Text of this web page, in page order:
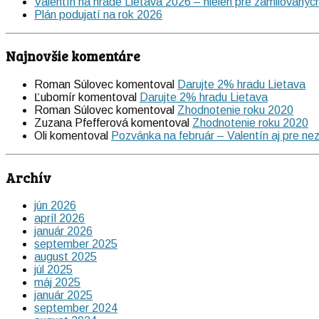
Plán podujatí na rok 2026
Najnovšie komentáre
Roman Súlovec komentoval Darujte 2% hradu Lietava
Ľubomír komentoval Darujte 2% hradu Lietava
Roman Súlovec komentoval Zhodnotenie roku 2020
Zuzana Pfefferová komentoval Zhodnotenie roku 2020
Oli komentoval Pozvánka na február – Valentín aj pre
Archív
jún 2026
apríl 2026
január 2026
september 2025
august 2025
júl 2025
máj 2025
január 2025
september 2024